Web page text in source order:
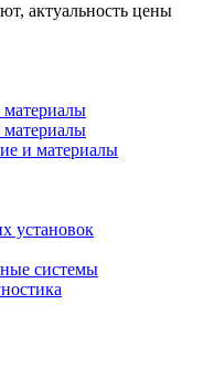
актуальность цены
материалы
материалы
и материалы
установок
системы